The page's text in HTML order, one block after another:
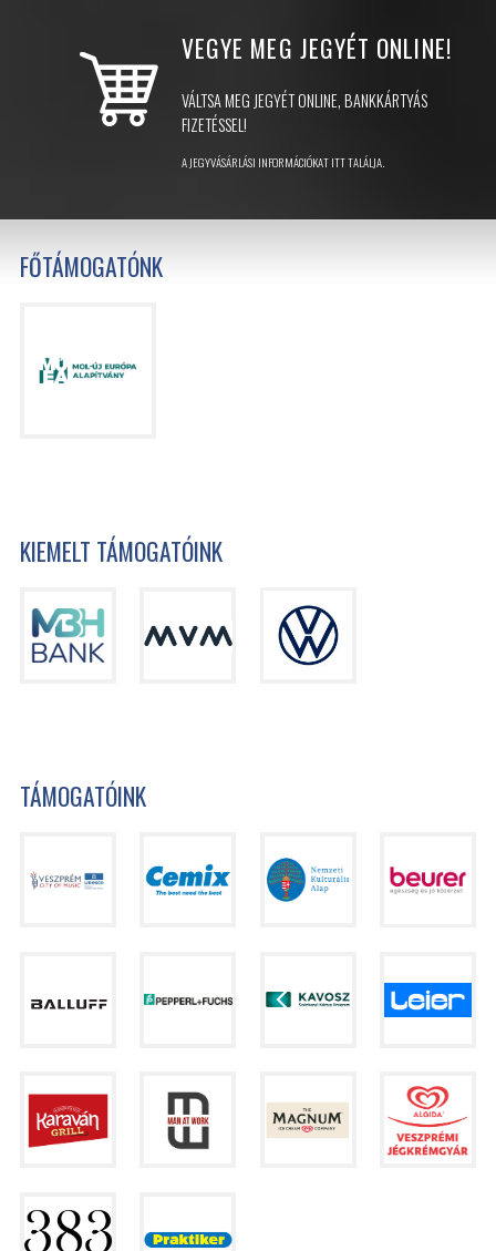
VEGYE MEG JEGYÉT ONLINE!
VÁLTSA MEG JEGYÉT ONLINE, BANKKÁRTYÁS
FIZETÉSSEL!
A JEGYVÁSÁRLÁSI INFORMÁCIÓKAT ITT TALÁLJA.
FŐTÁMOGATÓNK
KIEMELT TÁMOGATÓINK
TÁMOGATÓINK